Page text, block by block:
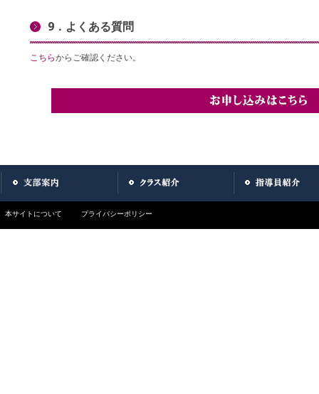
9．よくある質問
こちらからご確認ください。
本サイトについて プライバシーポリシー